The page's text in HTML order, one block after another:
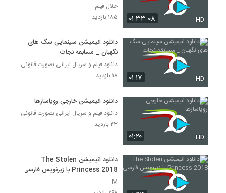
۰۱:۳۳:۰۸ HD
حلال فیلم
۱۸۵ بازدید
۰۱:۱۷ HD
دانلود انیمیشن سینمایی سگ های
نگهبان _ مسابقه نجات
دانلود فیلم و سریال ایرانی بصورت قانونی
۱۸ بازدید
۰۱:۲۰ HD
دانلود انیمیشن خارجی رویاسازها
دانلود فیلم و سریال ایرانی بصورت قانونی
۲۳ بازدید
دانلود انیمیشن The Stolen
Princess 2018 با زیرنویس فارسی
M